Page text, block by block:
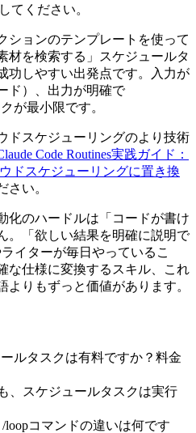
てください。
ションのテンプレートを使って
材を検索する」スケジュールタ
功しやすい出発点です。入力が
ド）、出力が明確で
が最小限です。
ドスケジューリングのより技術
Code Routines実践ガイド：
ドスケジューリングに置き換
さい。
化のハードルは「コードが書け
。「欲しい結果を明確に説明で
イターが毎日やっているこ
な仕様に変換するスキル、これ
りもずっと価値があります。
ルタスクは有料ですか？料金
、スケジュールタスクは実行
/loopコマンドの違いは何です